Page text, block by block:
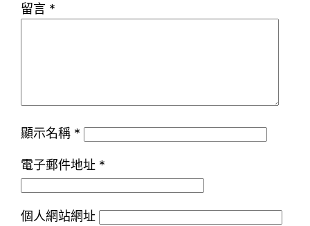
留言 *
顯示名稱 *
電子郵件地址 *
個人網站網址